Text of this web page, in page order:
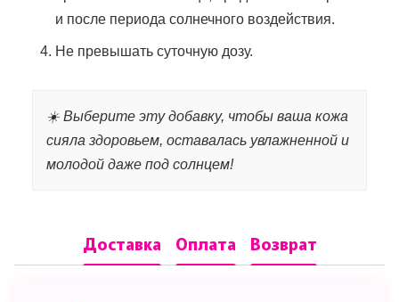
и после периода солнечного воздействия.
Не превышать суточную дозу.
☀️ Выберите эту добавку, чтобы ваша кожа
сияла здоровьем, оставалась увлажненной и
молодой даже под солнцем!
Доставка Оплата Возврат